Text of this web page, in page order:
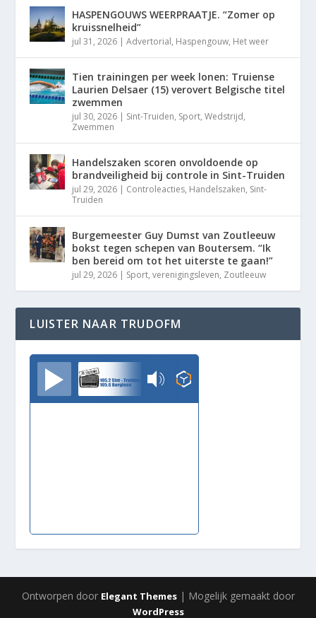
HASPENGOUWS WEERPRAATJE. “Zomer op
kruissnelheid”
jul 31, 2026 |Advertorial, Haspengouw, Het weer
Tien trainingen per week lonen: Truiense
Laurien Delsaer (15) verovert Belgische titel
zwemmen
jul 30, 2026 | Sint-Truiden, Sport,Wedstrijd,
Zwemmen
Handelszaken scoren onvoldoende op
brandveiligheid bij controle in Sint-Truiden
jul 29, 2026 | Controleacties, Handelszaken, Sint-
Truiden
Burgemeester Guy Dumst van Zoutleeuw
bokst tegen schepen van Boutersem. “Ik
ben bereid om tot het uiterste te gaan!”
jul 29, 2026 | Sport,verenigingsleven, Zoutleeuw
LUISTER NAAR TRUDOFM
TrudoFM
Ontworpen door Elegant Themes| Mogelijk gemaakt door
WordPress